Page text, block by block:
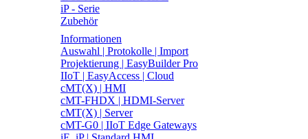
iP - Serie
Zubehör
Informationen
Auswahl | Protokolle | Import
Projektierung | EasyBuilder Pro
IIoT | EasyAccess | Cloud
cMT(X) | HMI
cMT-FHDX | HDMI-Server
cMT(X) | Server
cMT-G0 | IIoT Edge Gateways